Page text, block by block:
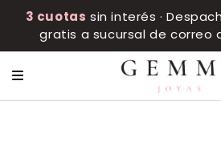
3 cuotas sin interés ·
gratis a sucursal de correo